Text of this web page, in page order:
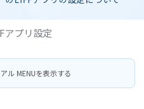
アプリ設定
ル MENUを表示する